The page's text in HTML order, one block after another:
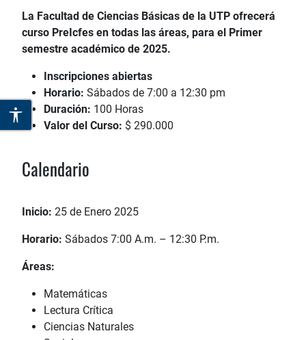
La Facultad de Ciencias Básicas de la UTP ofrecerá
curso PreIcfes en todas las áreas, para el Primer
semestre académico de 2025.
Inscripciones abiertas
Horario: Sábados de 7:00 a 12:30 pm
Duración: 100 Horas
Valor del Curso: $ 290.000
Calendario
Inicio: 25 de Enero 2025
Horario: Sábados 7:00 A.m. – 12:30 P.m.
Áreas:
Matemáticas
Lectura Crítica
Ciencias Naturales